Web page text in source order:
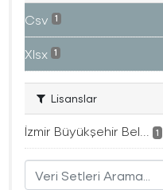
Csv 1
Xlsx 1
Lisanslar
İzmir Büyükşehir Bel... 1